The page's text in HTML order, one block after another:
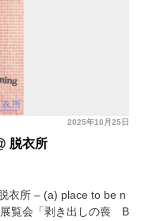
2025年10月25日
脱衣所
衣所 – (a) place to be n
覧会「剥き出しの喪 B